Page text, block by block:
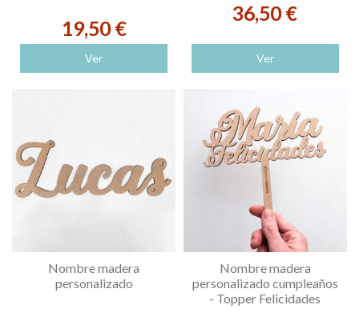
19,50 €
Ver
36,50 €
Ver
Nombre madera
personalizado
Nombre madera
personalizado cumpleaños
- Topper Felicidades